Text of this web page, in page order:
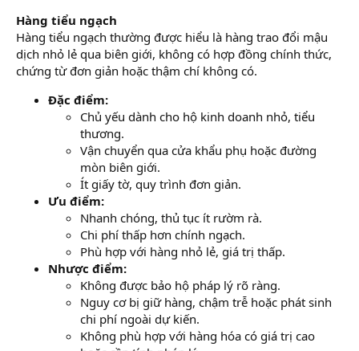
Hàng tiểu ngạch
Hàng tiểu ngạch thường được hiểu là hàng trao đổi mậu
dịch nhỏ lẻ qua biên giới, không có hợp đồng chính thức,
chứng từ đơn giản hoặc thậm chí không có.
Đặc điểm:
Chủ yếu dành cho hộ kinh doanh nhỏ, tiểu
thương.
Vận chuyển qua cửa khẩu phụ hoặc đường
mòn biên giới.
Ít giấy tờ, quy trình đơn giản.
Ưu điểm:
Nhanh chóng, thủ tục ít rườm rà.
Chi phí thấp hơn chính ngạch.
Phù hợp với hàng nhỏ lẻ, giá trị thấp.
Nhược điểm:
Không được bảo hộ pháp lý rõ ràng.
Nguy cơ bị giữ hàng, chậm trễ hoặc phát sinh
chi phí ngoài dự kiến.
Không phù hợp với hàng hóa có giá trị cao